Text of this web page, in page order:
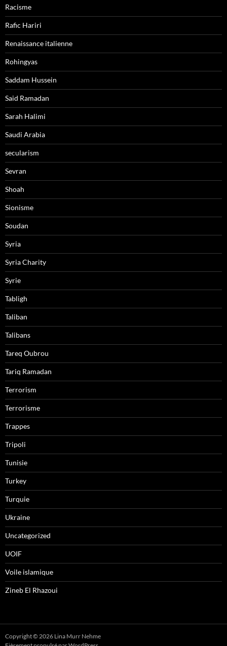
Racisme
Rafic Hariri
Renaissance italienne
Rohingyas
Saddam Hussein
Said Ramadan
Sarah Halimi
Saudi Arabia
secularism
Sevran
Shoah
Sionisme
Soudan
Syria
Syria Charity
Syrie
Tabligh
Taliban
Talibans
Tareq Oubrou
Tariq Ramadan
Terrorism
Terrorisme
Trappes
Tripoli
Tunisie
Turkey
Turquie
Ukraine
Uncategorized
UOIF
Voile islamique
Zineb El Rhazoui
Copyright © 2026 Lina Murr Nehme